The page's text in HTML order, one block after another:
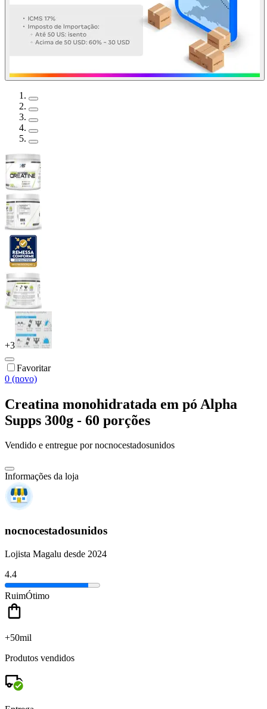
+3
Favoritar
0 (novo)
Creatina monohidratada em pó Alpha
Supps 300g - 60 porções
Vendido e entregue por nocnocestadosunidos
Informações da loja
nocnocestadosunidos
Lojista Magalu desde 2024
4.4
RuimÓtimo
+50mil
Produtos vendidos